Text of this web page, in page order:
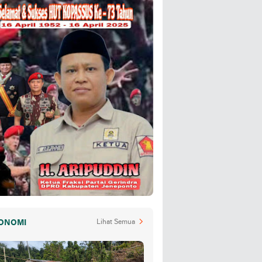
Lihat Semua